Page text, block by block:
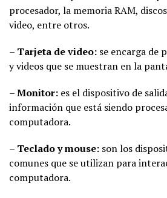
procesador, la memoria RAM,
video, entre otros.
– Tarjeta de video: se encarga de
y videos que se muestran en la
–Monitor: es el dispositivo de
información que está siendo
computadora.
– Teclado y mouse: son los
comunes que se utilizan para
computadora.